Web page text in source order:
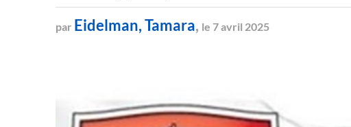
par Eidelman, Tamara, le 7 avril 2025